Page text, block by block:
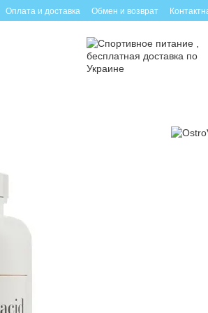
Оплата и доставка Обмен и возврат